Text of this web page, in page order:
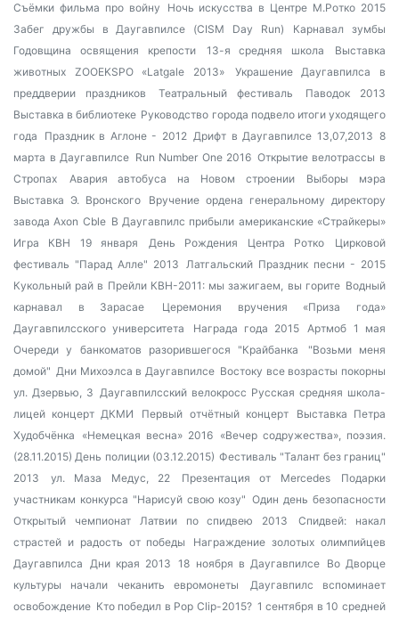
Съёмки фильма про войну
Ночь искусства в Центре М.Ротко 2015
Забег дружбы в Даугавпилсе (CISM Day Run)
Карнавал зумбы
Годовщина освящения крепости
13-я средняя школа
Выставка
животных ZOOEKSPO «Latgale 2013»
Украшение Даугавпилса в
преддверии праздников
Театральный фестиваль
Паводок 2013
Выставка в библиотеке Руководство города подвело итоги уходящего
года
Праздник в Аглоне - 2012 Дрифт в Даугавпилсе 13,07,2013 8
марта в Даугавпилсе Run Number One 2016 Открытие велотрассы в
Стропах
Авария автобуса на Новом строении
Выборы мэра
Выставка Э. Вронского
Вручение ордена генеральному директору
завода Axon Cble В Даугавпилс прибыли американские «Страйкеры»
Игра КВН 19 января
День Рождения Центра Ротко
Цирковой
фестиваль "Парад Алле" 2013 Латгальский Праздник песни - 2015
Кукольный рай в Прейли КВН-2011: мы зажигаем, вы горите Водный
карнавал в Зарасае
Церемония вручения «Приза года»
Даугавпилсского университета
Награда года 2015
Артмоб 1 мая
Очереди у банкоматов разорившегося "Крайбанка
"Возьми меня
домой" Дни Михоэлса в Даугавпилсе Востоку все возрасты покорны
ул. Дзервью, 3 Даугавпилсский велокросс Русская средняя школа-
лицей концерт ДКМИ Первый отчётный концерт
Выставка Петра
Худобчёнка
«Немецкая весна» 2016 «Вечер содружества», поэзия.
(28.11.2015)День полиции (03.12.2015) Фестиваль "Талант без границ"
2013
ул. Маза Медус, 22 Презентация от Mercedes
Подарки
участникам конкурса "Нарисуй свою козу" Один день безопасности
Открытый чемпионат Латвии по спидвею 2013
Спидвей: накал
страстей и радость от победы
Награждение золотых олимпийцев
Даугавпилса
Дни края 2013 18 ноября в Даугавпилсе
Во Дворце
культуры начали чеканить евромонеты
Даугавпилс вспоминает
освобождение Кто победил в Pop Clip-2015? 1 сентября в 10 средней